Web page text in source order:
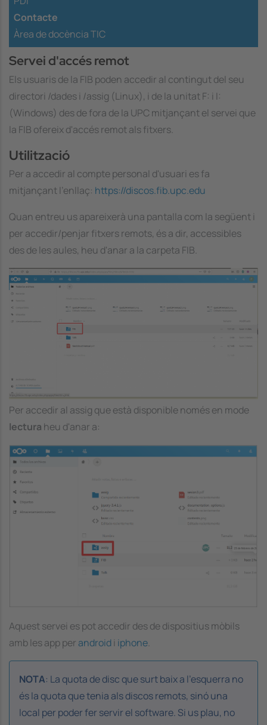
Contacte
Àrea de docència TIC
Servei d'accés remot
Els usuaris de la FIB poden accedir al contingut del seu
directori /dadesi /assig (Linux), i de la unitatF: i I:
(Windows) des de fora de la UPC mitjançant el servei que
la FIB ofereix d'accés remot als fitxers.
Utilització
Per a accedir al compte personal d'usuari es fa
mitjançant l'enllaç: https://discos.fib.upc.edu
Quan entreu us apareixerà una pantalla com la següent i
per accedir/penjar fitxers remots, és a dir, accessibles
des de les aules, heu d'anar a la carpeta FIB.
Image
Per accedir al assig que està disponible només en mode
lectura heu d'anar a:
Image
Aquest servei es pot accedir des de dispositius mòbils
amb les app perandroidi iphone.
NOTA: La quota de disc que surt baix a l'esquerra no
és la quota que tenia als discos remots, sinó una
local per poder fer servir el software. Si us plau, no